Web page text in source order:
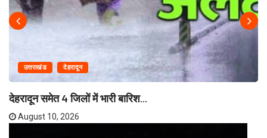
उत्तराखंड देहरादून
देहरादून समेत 4 जिलों में भारी बारिश...
August 10, 2026